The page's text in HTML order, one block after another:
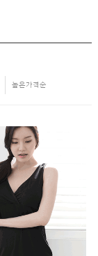
높은가격순